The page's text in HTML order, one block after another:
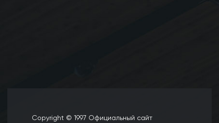
Copyright © 1997 Официальный сайт